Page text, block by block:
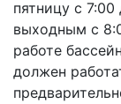
пятницу с
выходным с
работе
должен